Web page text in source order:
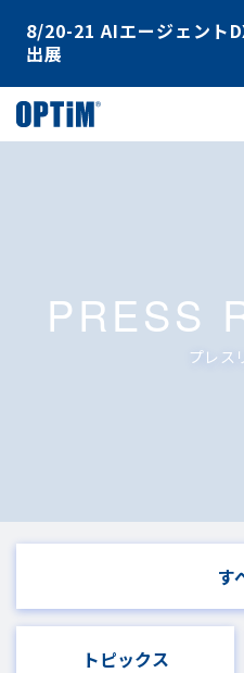
8/20-21 AIエージェント
出展
PRESS
プレス
す
トピックス